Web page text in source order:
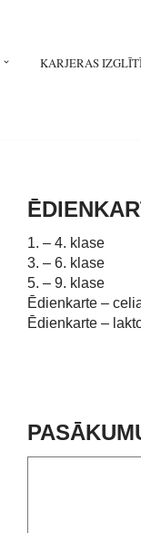
KARJERAS
1. – 4. klase
3. – 6. klase
5. – 9. klase
Ēdienkarte –
Ēdienkarte –